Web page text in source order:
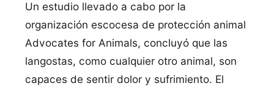
Un estudio llevado a cabo por la
organización escocesa de protección animal
Advocates for Animals, concluyó que las
langostas, como cualquier otro animal, son
capaces de sentir dolor y sufrimiento. El